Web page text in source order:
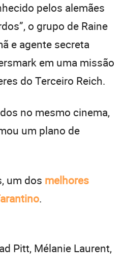
pelos alemães
o grupo de Raine
e agente secreta
em uma missão
do Terceiro Reich.
no mesmo cinema,
um plano de
um dos melhores
.
Pitt, Mélanie Laurent,